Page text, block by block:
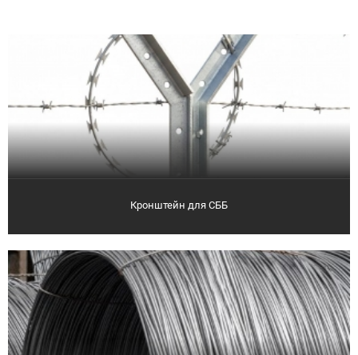
Кронштейн для СББ